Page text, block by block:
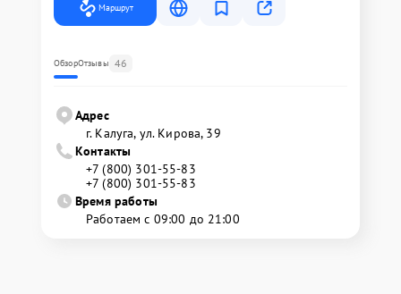
Маршрут
ОбзорОтзывы 46
Адрес
г. Калуга, ул. Кирова, 39
Контакты
+7 (800) 301-55-83
+7 (800) 301-55-83
Время работы
Работаем с 09:00 до 21:00